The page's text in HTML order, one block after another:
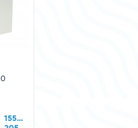
155…